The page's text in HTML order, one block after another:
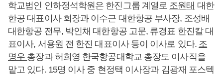
학교법인 인하정석학원은 한진그룹 계열로 조원태 대한
한공 대표이사 회장과 이수근 대한항공 부사장, 조성배
대한항공 전무, 박인채 대한항공 고문, 류경표 한진칼 대
표이사, 서용원 전 한진 대표이사 등이 이사로 있다. 조
명우 총장과 허희영 한국항공대학교 총장도 이사직을
맡고 있다. 15명 이사 중 현정택 이사장과 김광재 포스텍